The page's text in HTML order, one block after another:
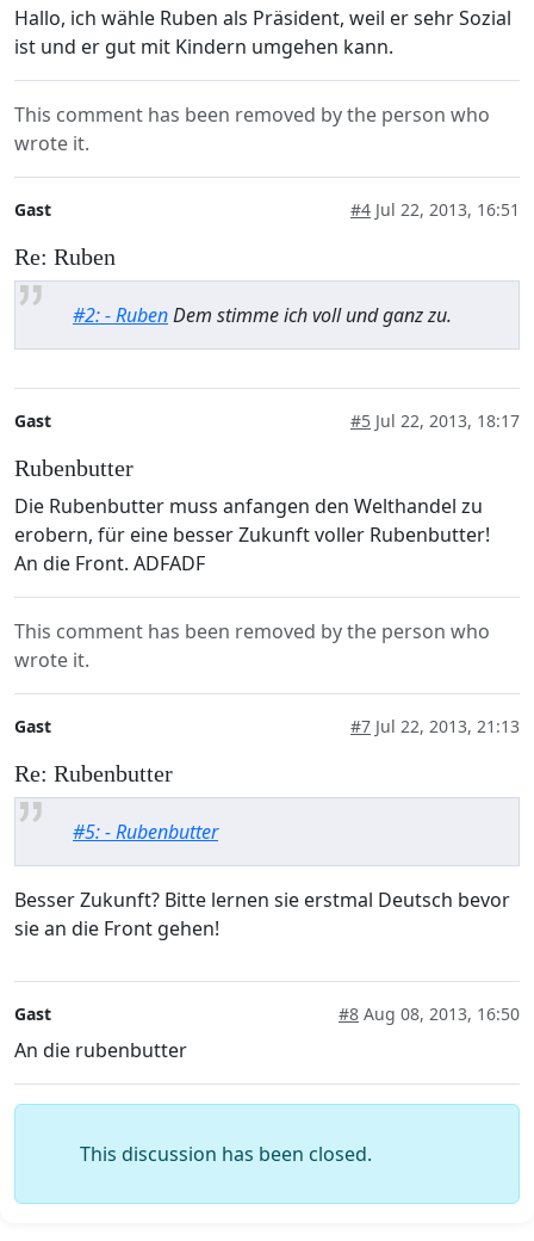
Hallo, ich wähle Ruben als Präsident, weil er sehr Sozial
ist und er gut mit Kindern umgehen kann.
This comment has been removed by the person who
wrote it.
Gast #4 Jul 22, 2013, 16:51
Re: Ruben
#2: - RubenDem stimme ich voll und ganz zu.
Gast #5 Jul 22, 2013, 18:17
Rubenbutter
Die Rubenbutter muss anfangen den Welthandel zu
erobern, für eine besser Zukunft voller Rubenbutter!
An die Front. ADFADF
This comment has been removed by the person who
wrote it.
Gast #7 Jul 22, 2013, 21:13
Re: Rubenbutter
#5: - Rubenbutter
Besser Zukunft? Bitte lernen sie erstmal Deutsch bevor
sie an die Front gehen!
Gast #8 Aug 08, 2013, 16:50
An die rubenbutter
This discussion has been closed.